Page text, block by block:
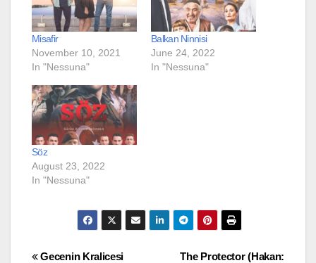
Misafir
November 10, 2021
In "Nessuna"
Balkan Ninnisi
June 24, 2022
In "Nessuna"
Söz
August 23, 2022
In "Nessuna"
The Protector (Hakan:
Gecenin Kralicesi